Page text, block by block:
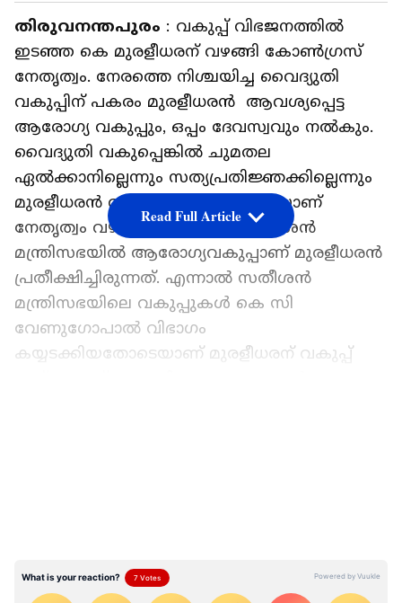
തിരുവനന്തപുരം : വകുപ്പ് വിഭജനത്തിൽ
ഇടഞ്ഞ കെ മുരളീധരന് വഴങ്ങി കോൺഗ്രസ്
നേതൃത്വം. നേരത്തെ നിശ്ചയിച്ച വൈദ്യുതി
വകുപ്പിന് പകരം മുരളീധരൻ ആവശ്യപ്പെട്ട
ആരോഗ്യ വകുപ്പും, ഒപ്പം ദേവസ്വവും നൽകും.
വൈദ്യുതി വകുപ്പെങ്കിൽ ചുമതല
ഏൽക്കാനില്ലെന്നും സത്യപ്രതിജ്ഞക്കില്ലെന്നും
മുരളീധരൻ വ്യക്തമാക്കിയതോടെയാണ്
നേതൃത്വം വഴങ്ങിയത്. വി ഡി സതീശൻ
മന്ത്രിസഭയിൽ ആരോഗ്യവകുപ്പാണ് മുരളീധരൻ
പ്രതീക്ഷിച്ചിരുന്നത്. എന്നാൽ സതീശൻ
മന്ത്രിസഭയിലെ വകുപ്പുകൾ കെ സി
വേണുഗോപാൽ വിഭാഗം
കയ്യടക്കിയതോടെയാണ് മുരളീധരന് വകുപ്പ്
കോൺഗ്രസ് മന്ത്രിമാർ ആരൊക്കെ
Read Full Article